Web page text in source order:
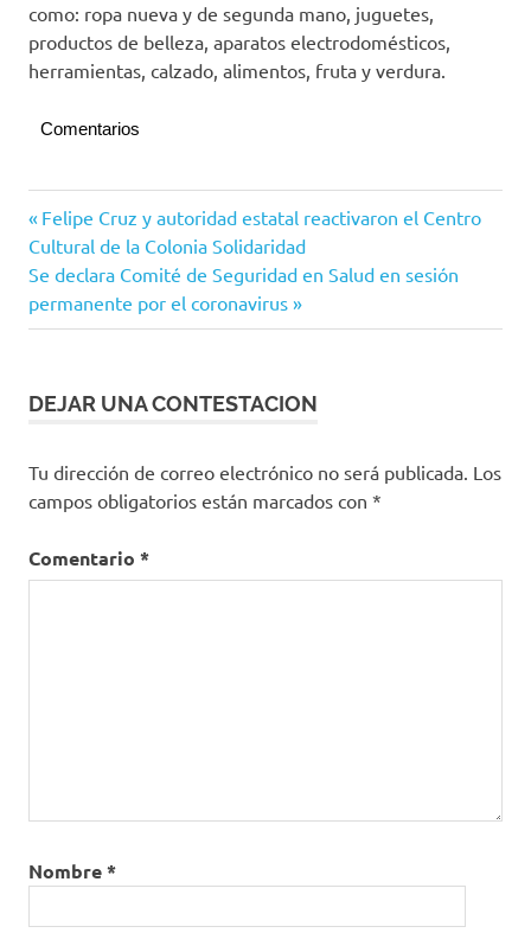
como: ropa nueva y de segunda mano, juguetes,
productos de belleza, aparatos electrodomésticos,
herramientas, calzado, alimentos, fruta y verdura.
Comentarios
Navegación
de
entradas
Entrada
anterior:
Felipe Cruz y autoridad estatal reactivaron el Centro
Cultural de la Colonia Solidaridad
Siguiente
entrada:
Se declara Comité de Seguridad en Salud en sesión
permanente por el coronavirus
DEJAR UNA CONTESTACION
Tu dirección de correo electrónico no será publicada. Los
campos obligatorios están marcados con *
Comentario *
Nombre*